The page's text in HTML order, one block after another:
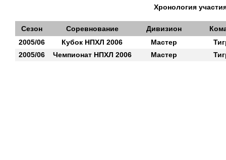
Хронология
Сезон Соревнование Дивизион
2005/06
Кубок НПХЛ 2006 Мастер
2005/06
Чемпионат НПХЛ 2006 Мастер